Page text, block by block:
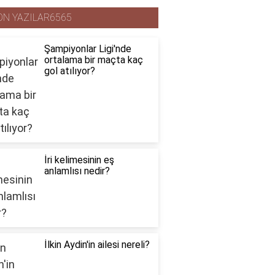
YAZILAR6565
Şampiyonlar Ligi'nde
ortalama bir maçta kaç
gol atılıyor?
İri kelimesinin eş
anlamlısı nedir?
İlkin Aydin'in ailesi nereli?